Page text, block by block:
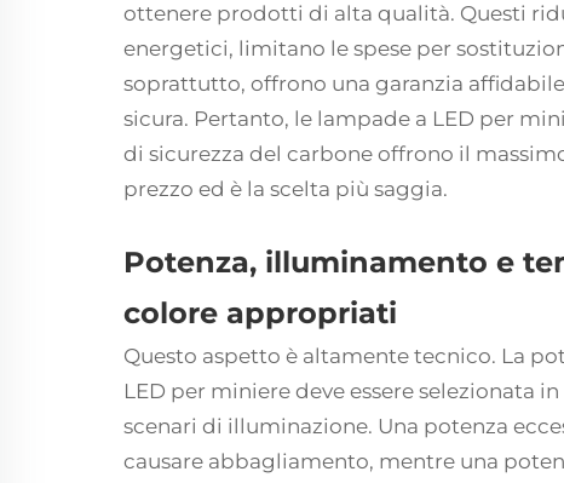
ottenere prodotti di alta qualità. Questi
energetici, limitano le spese per
soprattutto, offrono una garanzia
sicura. Pertanto, le lampade a LED per
di sicurezza del carbone offrono il
prezzo ed è la scelta più saggia.
Potenza, illuminamento e
colore appropriati
Questo aspetto è altamente tecnico. La
LED per miniere deve essere selezionata
scenari di illuminazione. Una potenza
causare abbagliamento, mentre una